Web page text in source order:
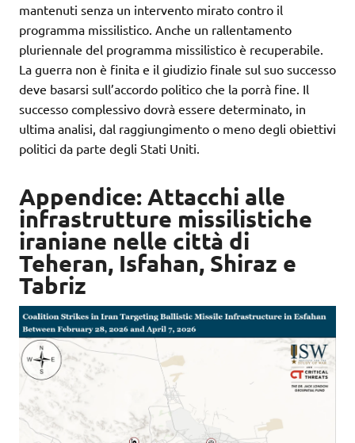
mantenuti senza un intervento mirato contro il
programma missilistico. Anche un rallentamento
pluriennale del programma missilistico è recuperabile.
La guerra non è finita e il giudizio finale sul suo successo
deve basarsi sull’accordo politico che la porrà fine. Il
successo complessivo dovrà essere determinato, in
ultima analisi, dal raggiungimento o meno degli obiettivi
politici da parte degli Stati Uniti.
Appendice: Attacchi alle
infrastrutture missilistiche
iraniane nelle città di
Teheran, Isfahan, Shiraz e
Tabriz